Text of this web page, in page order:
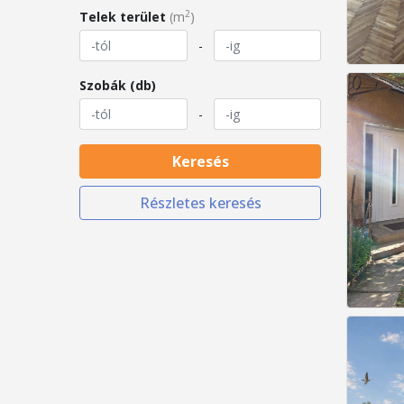
Telek terület (m2)
-
Szobák (db)
-
Keresés
Részletes keresés